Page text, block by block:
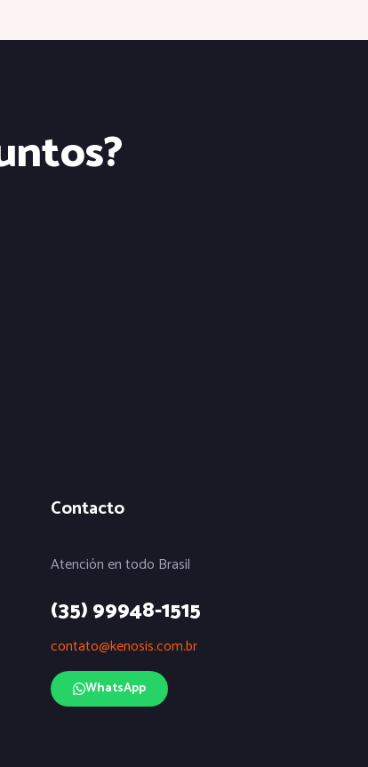
Contacto
Atención en todo Brasil
(35) 99948-1515
contato@kenosis.com.br
WhatsApp